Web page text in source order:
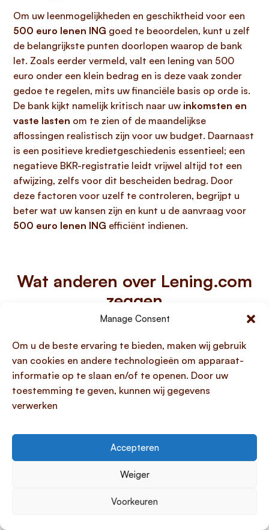
Manage Consent
Om u de beste ervaring te bieden, maken wij gebruik
van cookies en andere technologieën om apparaat-
informatie op te slaan en/of te openen. Door uw
toestemming te geven, kunnen wij gegevens
verwerken
Accepteren
Weiger
Voorkeuren
Om uw leenmogelijkheden en geschiktheid voor een
500 euro lenen ING goed te beoordelen, kunt u zelf
de belangrijkste punten doorlopen waarop de bank
let. Zoals eerder vermeld, valt een lening van 500
euro onder een klein bedrag en is deze vaak zonder
gedoe te regelen, mits uw financiële basis op orde is.
De bank kijkt namelijk kritisch naar uw inkomsten en
vaste lasten om te zien of de maandelijkse
aflossingen realistisch zijn voor uw budget. Daarnaast
is een positieve kredietgeschiedenis essentieel; een
negatieve BKR-registratie leidt vrijwel altijd tot een
afwijzing, zelfs voor dit bescheiden bedrag. Door
deze factoren voor uzelf te controleren, begrijpt u
beter wat uw kansen zijn en kunt u de aanvraag voor
500 euro lenen ING efficiënt indienen.
Wat anderen over Lening.com
zeggen
1245 klanten beoordelen ons met een 4.1/5
goed
jessicaUit amsterdam